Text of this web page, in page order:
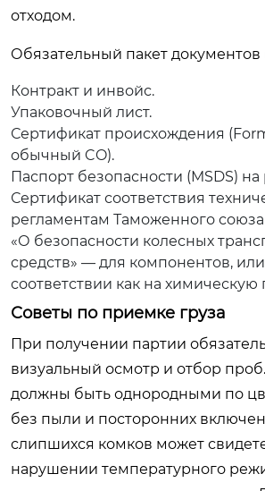
отходом.
Обязательный пакет документов
Контракт и инвойс.
Упаковочный лист.
Сертификат происхождения
обычный CO).
Паспорт безопасности (MSDS)
Сертификат соответствия
регламентам Таможенного союза
«О безопасности колесных
средств» — для компонентов,
соответствии как на
Советы по приемке груза
При получении партии
визуальный осмотр и отбор
должны быть однородными по
без пыли и посторонних
слипшихся комков может
нарушении температурного